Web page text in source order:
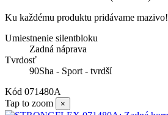
Ku každému produktu pridávame mazivo!
Umiestnenie silentbloku
Zadná náprava
Tvrdosť
90Sha - Sport - tvrdší
Kód 071480A
Tap to zoom
×